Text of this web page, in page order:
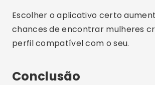
Escolher o aplicativo certo
chances de encontrar mulheres
perfil compatível com o seu.
Conclusão